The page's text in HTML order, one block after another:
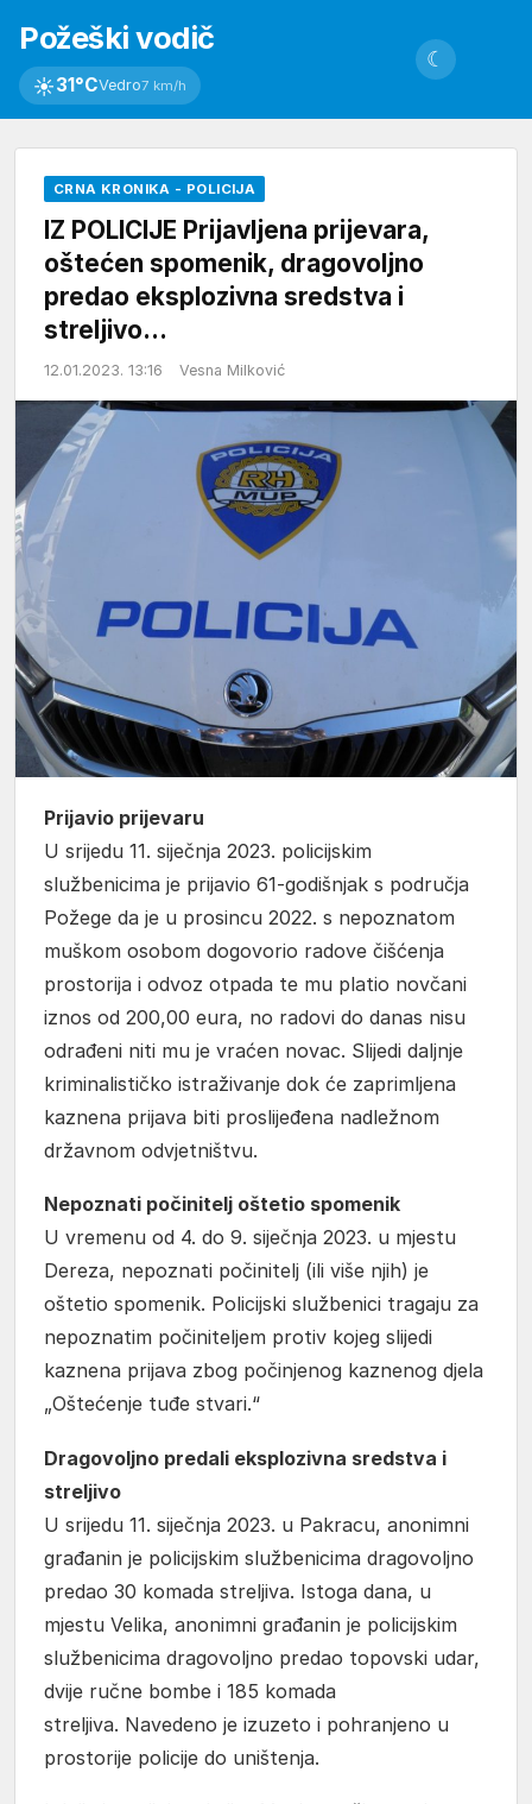
Požeški vodič
☀31°CVedro7 km/h
☾
CRNA KRONIKA - POLICIJA
IZ POLICIJE Prijavljena prijevara,
oštećen spomenik, dragovoljno
predao eksplozivna sredstva i
streljivo…
12.01.2023. 13:16 Vesna Milković
Prijavio prijevaru
U srijedu 11. siječnja 2023. policijskim
službenicima je prijavio 61-godišnjak s područja
Požege da je u prosincu 2022. s nepoznatom
muškom osobom dogovorio radove čišćenja
prostorija i odvoz otpada te mu platio novčani
iznos od 200,00 eura, no radovi do danas nisu
odrađeni niti mu je vraćen novac. Slijedi daljnje
kriminalističko istraživanje dok će zaprimljena
kaznena prijava biti proslijeđena nadležnom
državnom odvjetništvu.
Nepoznati počinitelj oštetio spomenik
U vremenu od 4. do 9. siječnja 2023. u mjestu
Dereza, nepoznati počinitelj (ili više njih) je
oštetio spomenik. Policijski službenici tragaju za
nepoznatim počiniteljem protiv kojeg slijedi
kaznena prijava zbog počinjenog kaznenog djela
„Oštećenje tuđe stvari.“
Dragovoljno predali eksplozivna sredstva i
streljivo
U srijedu 11. siječnja 2023. u Pakracu, anonimni
građanin je policijskim službenicima dragovoljno
predao 30 komada streljiva. Istoga dana, u
mjestu Velika, anonimni građanin je policijskim
službenicima dragovoljno predao topovski udar,
dvije ručne bombe i 185 komada
streljiva. Navedeno je izuzeto i pohranjeno u
prostorije policije do uništenja.